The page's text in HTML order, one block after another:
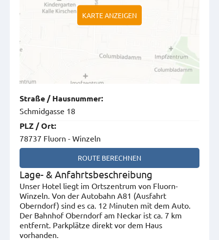
KARTE ANZEIGEN
Straße / Hausnummer:
Schmidgasse 18
PLZ /Ort:
78737 Fluorn - Winzeln
ROUTE BERECHNEN
Lage- & Anfahrtsbeschreibung
Unser Hotel liegt im Ortszentrum von Fluorn-
Winzeln. Von der Autobahn A81 (Ausfahrt
Oberndorf) sind es ca. 12 Minuten mit dem Auto.
Der Bahnhof Oberndorf am Neckar ist ca. 7 km
entfernt. Parkplätze direkt vor dem Haus
vorhanden.